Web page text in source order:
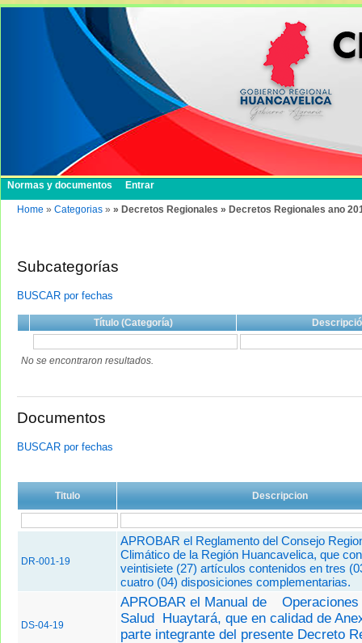
Normas y documentos Entrar
Home » Categorias » » Decretos Regionales » Decretos Regionales ano
Subcategorías
BUSCAR por fechas
Título (Categoría)
No se encontraron resultados.
Documentos
BUSCAR por fechas
Titulo Descripcion
DR-001-19
APROBAR el Reglamento del Consejo
Climático de la Región Huancavelica, que
veintisiete (27) artículos contenidos en tres
cuatro (04) disposiciones complementarias.
DS-04-19
APROBAR el Manual de
Salud Huaytará, que en calidad de
parte integrante del presente Decreto